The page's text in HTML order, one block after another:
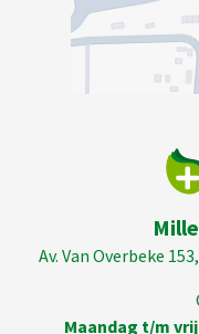
Av. Van Overbeke
Maandag t/m